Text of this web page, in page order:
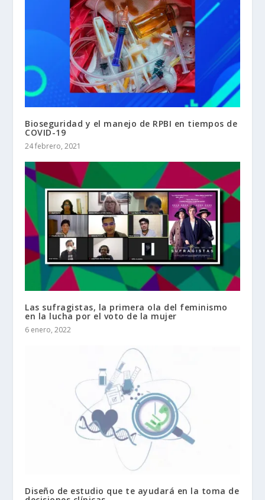
Bioseguridad y el manejo de RPBI en tiempos de
COVID-19
24 febrero, 2021
Las sufragistas, la primera ola del feminismo
en la lucha por el voto de la mujer
6 enero, 2022
Diseño de estudio que te ayudará en la toma de